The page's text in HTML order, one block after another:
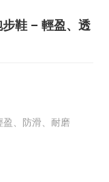
鞋 – 輕盈、透
、防滑、耐磨